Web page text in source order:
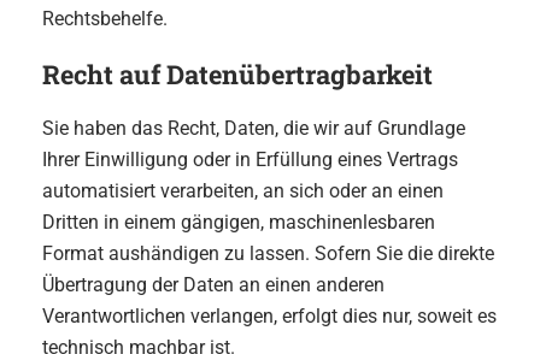
Rechtsbehelfe.
Recht auf Daten­übertrag­barkeit
Sie haben das Recht, Daten, die wir auf Grundlage
Ihrer Einwilligung oder in Erfüllung eines Vertrags
automatisiert verarbeiten, an sich oder an einen
Dritten in einem gängigen, maschinenlesbaren
Format aushändigen zu lassen. Sofern Sie die direkte
Übertragung der Daten an einen anderen
Verantwortlichen verlangen, erfolgt dies nur, soweit es
technisch machbar ist.